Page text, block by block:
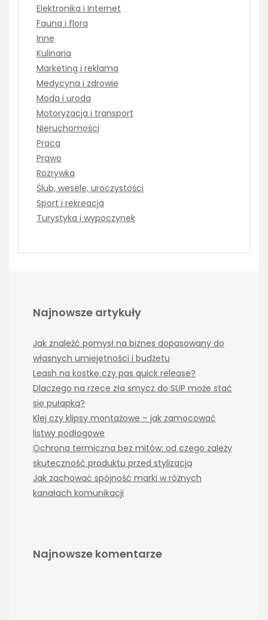
Elektronika i Internet
Fauna i flora
Inne
Kulinaria
Marketing i reklama
Medycyna i zdrowie
Moda i uroda
Motoryzacja i transport
Nieruchomości
Praca
Prawo
Rozrywka
Ślub, wesele, uroczystości
Sport i rekreacja
Turystyka i wypoczynek
Najnowsze artykuły
Jak znaleźć pomysł na biznes dopasowany do
własnych umiejętności i budżetu
Leash na kostkę czy pas quick release?
Dlaczego na rzece zła smycz do SUP może stać
się pułapką?
Klej czy klipsy montażowe – jak zamocować
listwy podłogowe
Ochrona termiczna bez mitów: od czego zależy
skuteczność produktu przed stylizacją
Jak zachować spójność marki w różnych
kanałach komunikacji
Najnowsze komentarze